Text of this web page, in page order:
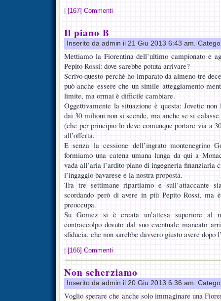
[167] Commenti
Il piano B
Inserito da admin il 21 Giu 2013 6:43 am.
Mettiamo la Fiorentina dell’ultimo campionato e
Pepito Rossi: dove sarebbe potuta arrivare?
Scrivo questo perché ho imparato da almeno tre
può anche essere che un simile atteggiamento
limite, ma ormai è difficile cambiare.
Oggettivamente la situazione è questa: Jovetic non
dai 30 milioni non si scende, ma anche se si
(che per principio lo deve comunque portare via a
all’offerta.
E senza la cessione dell’ingrato montenegrino
formiamo una catena umana lunga da qui a
vada all’aria l’ardito piano di ingegneria finanziaria
l’ingaggio bavarese e la nostra proposta.
Tra tre settimane ripartiamo e sull’attaccante
scordando però di avere in più Pepito Rossi, ma
preoccupa.
Su Gomez si è creata un’attesa superiore
contraccolpo dovuto dal suo eventuale mancato
sfiducia, che non sarebbe davvero giusto avere dopo
[166] Commenti
Non scherziamo
Inserito da admin il 20 Giu 2013 6:36 am.
Voglio sperare che anche solo immaginare una